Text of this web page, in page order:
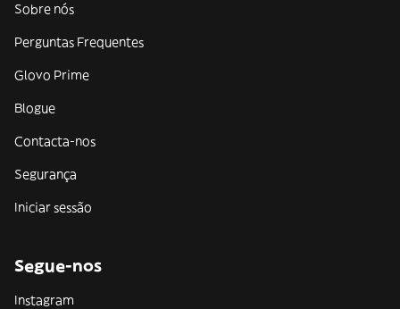
Sobre nós
Perguntas Frequentes
Glovo Prime
Blogue
Contacta-nos
Segurança
Iniciar sessão
Segue-nos
Instagram